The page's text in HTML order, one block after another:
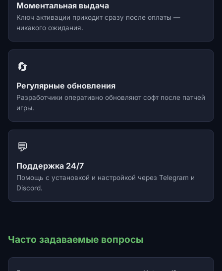
Моментальная выдача
Ключ активации приходит сразу после оплаты —
никакого ожидания.
🔄
Регулярные обновления
Разработчики оперативно обновляют софт после патчей
игры.
💬
Поддержка 24/7
Помощь с установкой и настройкой через Telegram и
Discord.
Часто задаваемые вопросы